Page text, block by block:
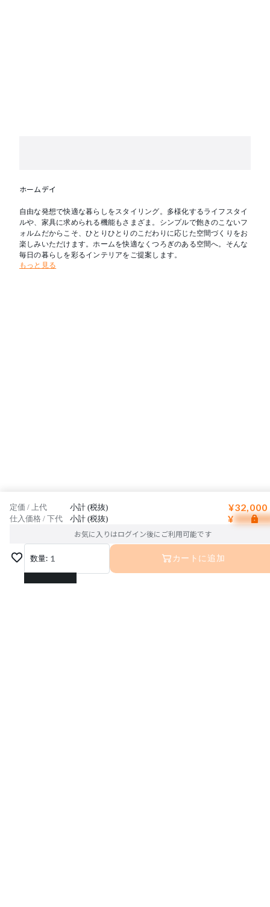
ホームデイ
自由な発想で快適な暮らしをスタイリング。多様化するライフスタイ
ルや、家具に求められる機能もさまざま。シンプルで飽きのこないフ
ォルムだからこそ、ひとりひとりのこだわりに応じた空間づくりをお
楽しみいただけます。ホームを快適なくつろぎのある空間へ。そんな
毎日の暮らしを彩るインテリアをご提案します。
もっと見る
定価 / 上代 小計 (税抜) ¥32,000
仕入価格 / 下代 小計 (税抜) ¥
お気に入りはログイン後にご利用可能です
数量: 1
1
カートに追加